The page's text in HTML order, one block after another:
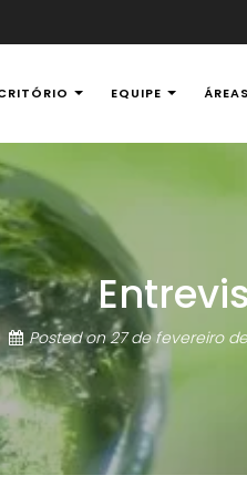
Ambiental
EQUIPE
Posted on27 de fevereiro